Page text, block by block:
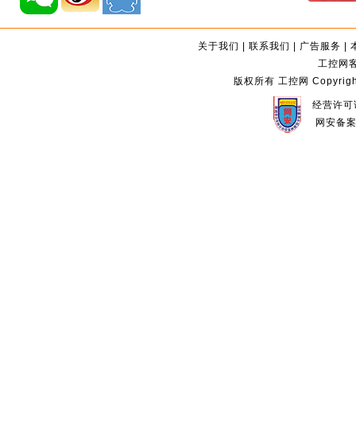
关于我们 |联系我们 | 广告服务 |
工控网
版权所有 工控网
经营许
网安备